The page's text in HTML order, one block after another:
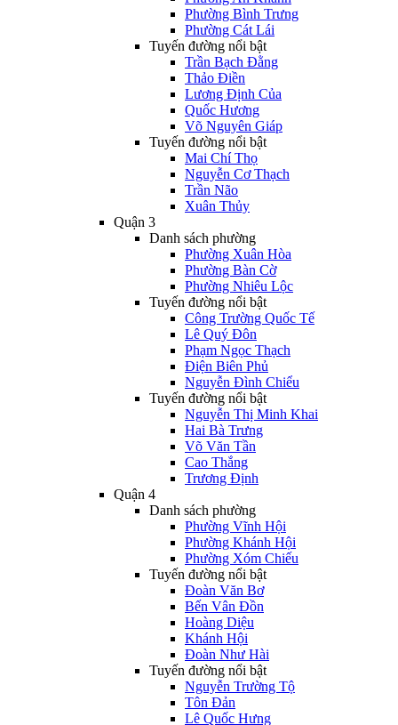
Phường Bình Trưng
Phường Cát Lái
Tuyến đường nổi bật
Trần Bạch Đằng
Thảo Điền
Lương Định Của
Quốc Hương
Võ Nguyên Giáp
Tuyến đường nổi bật
Mai Chí Thọ
Nguyễn Cơ Thạch
Trần Não
Xuân Thủy
Quận 3
Danh sách phường
Phường Xuân Hòa
Phường Bàn Cờ
Phường Nhiêu Lộc
Tuyến đường nổi bật
Công Trường Quốc Tế
Lê Quý Đôn
Phạm Ngọc Thạch
Điện Biên Phủ
Nguyễn Đình Chiểu
Tuyến đường nổi bật
Nguyễn Thị Minh Khai
Hai Bà Trưng
Võ Văn Tần
Cao Thắng
Trương Định
Quận 4
Danh sách phường
Phường Vĩnh Hội
Phường Khánh Hội
Phường Xóm Chiếu
Tuyến đường nổi bật
Đoàn Văn Bơ
Bến Vân Đồn
Hoàng Diệu
Khánh Hội
Đoàn Như Hài
Tuyến đường nổi bật
Nguyễn Trường Tộ
Tôn Đản
Lê Quốc Hưng